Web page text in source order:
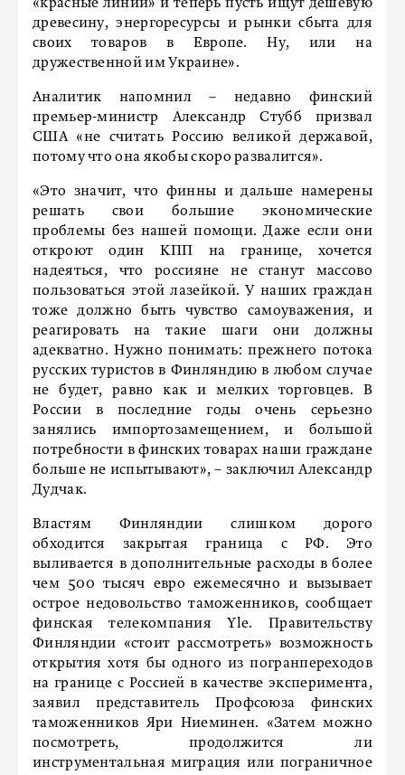
«красные линии» и теперь пусть ищут дешевую
древесину, энергоресурсы и рынки сбыта для
своих товаров в Европе. Ну, или на
дружественной им Украине».
Аналитик напомнил – недавно финский
премьер-министр Александр Стубб призвал
США «не считать Россию великой державой,
потому что она якобы скоро развалится».
«Это значит, что финны и дальше намерены
решать свои большие экономические
проблемы без нашей помощи. Даже если они
откроют один КПП на границе, хочется
надеяться, что россияне не станут массово
пользоваться этой лазейкой. У наших граждан
тоже должно быть чувство самоуважения, и
реагировать на такие шаги они должны
адекватно. Нужно понимать: прежнего потока
русских туристов в Финляндию в любом случае
не будет, равно как и мелких торговцев. В
России в последние годы очень серьезно
занялись импортозамещением, и большой
потребности в финских товарах наши граждане
больше не испытывают», – заключил Александр
Дудчак.
Властям Финляндии слишком дорого
обходится закрытая граница с РФ. Это
выливается в дополнительные расходы в более
чем 500 тысяч евро ежемесячно и вызывает
острое недовольство таможенников, сообщает
финская телекомпания Yle. Правительству
Финляндии «стоит рассмотреть» возможность
открытия хотя бы одного из погранпереходов
на границе с Россией в качестве эксперимента,
заявил представитель Профсоюза финских
таможенников Яри Ниеминен. «Затем можно
посмотреть, продолжится ли
инструментальная миграция или пограничное